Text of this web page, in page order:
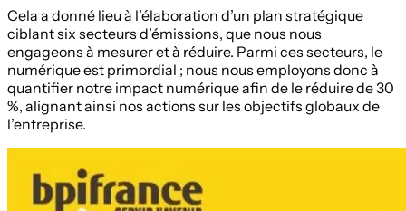
Cela a donné lieu à l’élaboration d’un plan stratégique
ciblant six secteurs d’émissions, que nous nous
engageons à mesurer et à réduire. Parmi ces secteurs, le
numérique est primordial ; nous nous employons donc à
quantifier notre impact numérique afin de le réduire de 30
%, alignant ainsi nos actions sur les objectifs globaux de
l’entreprise.